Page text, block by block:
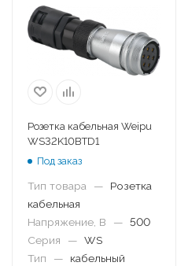
Розетка кабельная Weipu
WS32K10BTD1
Под заказ
Тип товара —
Розетка
кабельная
Напряжение, В
— 500
Серия
— WS
Тип
—
кабельный